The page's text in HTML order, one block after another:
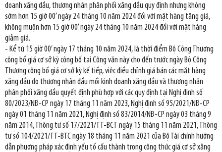
doanh xăng dầu, thương nhân phân phối xăng dầu quy định nhưng không
sớm hơn 15 giờ 00’ ngày 24 tháng 10 năm 2024 đối với mặt hàng tăng giá,
không muộn hơn 15 giờ 00’ ngày 24 tháng 10 năm 2024 đối với mặt hàng
giảm giá.
- Kể từ 15 giờ 00’ ngày 17 tháng 10 năm 2024, là thời điểm Bộ Công Thương
công bố giá cơ sở kỳ công bố tại Công văn này cho đến trước ngày Bộ Công
Thương công bố giá cơ sở kỳ kế tiếp, việc điều chỉnh giá bán các mặt hàng
xăng dầu do thương nhân đầu mối kinh doanh xăng dầu và thương nhân
phân phối xăng dầu quyết định phù hợp với các quy định tại Nghị định số
80/2023/NĐ-CP ngày 17 tháng 11 năm 2023, Nghị định số 95/2021/NĐ-CP
ngày 01 tháng 11 năm 2021, Nghị định số 83/2014/NĐ-CP ngày 03 tháng 9
năm 2014, Thông tư số 17/2021/TT-BCT ngày 15 tháng 11 năm 2021, Thông
tư số 104/2021/TT-BTC ngày 18 tháng 11 năm 2021 của Bộ Tài chính hướng
dẫn phương pháp xác định yếu tố cấu thành trong công thức giá cơ sở xăng